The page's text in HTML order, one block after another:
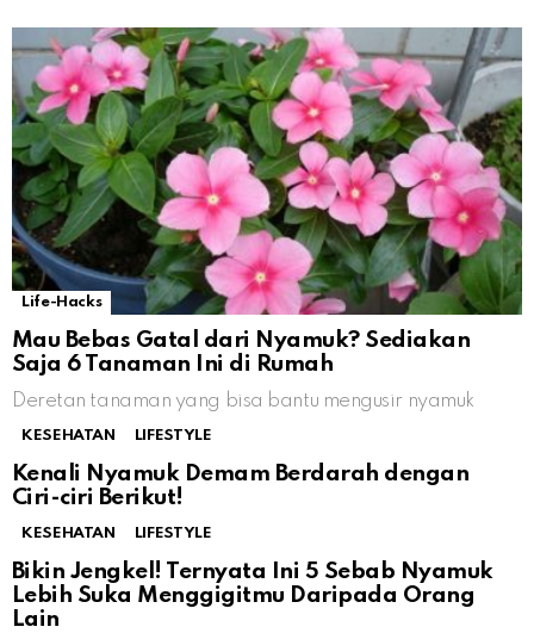
Life-Hacks
Mau Bebas Gatal dari Nyamuk? Sediakan
Saja 6 Tanaman Ini di Rumah
Deretan tanaman yang bisa bantu mengusir nyamuk
KESEHATAN LIFESTYLE
Kenali Nyamuk Demam Berdarah dengan
Ciri-ciri Berikut!
KESEHATAN LIFESTYLE
Bikin Jengkel! Ternyata Ini 5 Sebab Nyamuk
Lebih Suka Menggigitmu Daripada Orang
Lain